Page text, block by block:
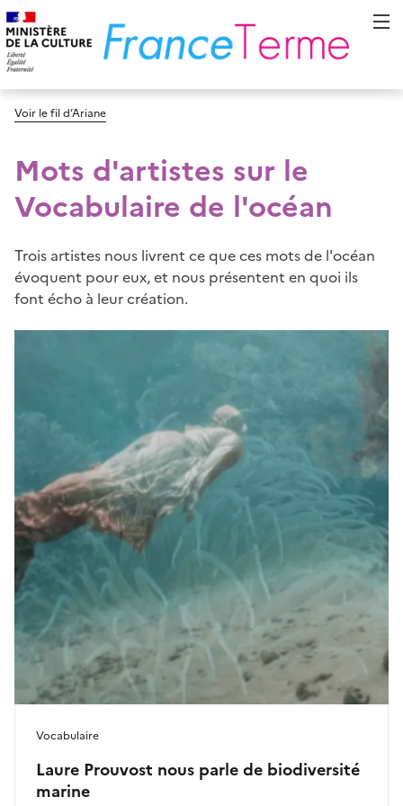
Voir le fil d’Ariane
Mots d'artistes sur le
Vocabulaire de l'océan
Trois artistes nous livrent ce que ces mots de l'océan
évoquent pour eux, et nous présentent en quoi ils
font écho à leur création.
Laure Prouvost nous parle de biodiversité
marine
Vocabulaire